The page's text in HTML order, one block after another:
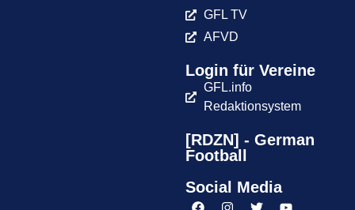
GFL TV
AFVD
Login für Vereine
GFL.info
Redaktionsystem
[RDZN] - German
Football
Social Media